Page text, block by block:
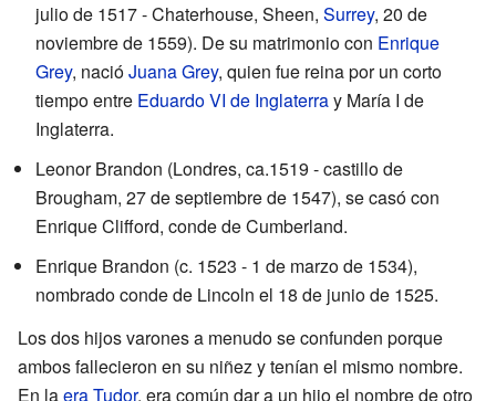
julio de 1517 - Chaterhouse, Sheen, Surrey, 20 de
noviembre de 1559). De su matrimonio con Enrique
Grey, nacióJuana Grey, quien fue reina por un corto
tiempo entre Eduardo VI de Inglaterray María I de
Inglaterra.
Leonor Brandon (Londres, ca.1519 - castillo de
Brougham, 27 de septiembre de 1547), se casó con
Enrique Clifford, conde de Cumberland.
Enrique Brandon (c. 1523 - 1 de marzo de 1534),
nombrado conde de Lincoln el 18 de junio de 1525.
Los dos hijos varones a menudo se confunden porque
ambos fallecieron en su niñez y tenían el mismo nombre.
En laera Tudor, era común dar a un hijo el nombre de otro